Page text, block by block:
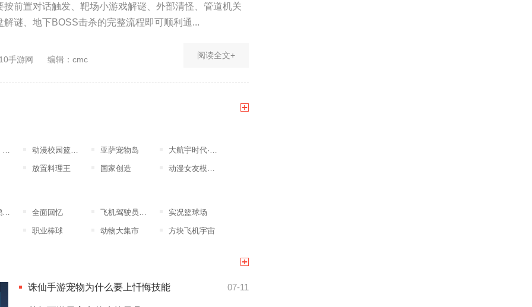
按前置对话触发、靶场小游戏解谜、外部清怪、管道机关
解谜、地下BOSS击杀的完整流程即可顺利通...
手游网 编辑：cmc 阅读全文+
动漫校园篮球竞赛 亚萨宠物岛 大航宇时代·楚之歌
放置料理王 国家创造 动漫女友模拟器
全面回忆 飞机驾驶员模拟器 实况篮球场
职业棒球 动物大集市 方块飞机宇宙
诛仙手游宠物为什么要上忏悔技能 07-11